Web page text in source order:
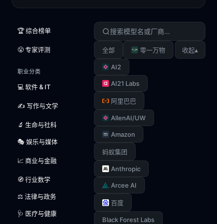
🏆 综合榜单
😤 专家评测
职业分类
💻 软件 & IT
✍️ 写作与文学
🔬 生命与社科
🎭 娱乐与媒体
📈 商业与金融
🧭 行业数学
⚖️ 法律与政务
🩺 医疗与健康
全部 零一万物
AI2
AI21 Labs
阿里巴巴
AllenAI/UW
Amazon
蚂蚁集团
Anthropic
Arcee AI
百度
Black Forest Labs
收起▴